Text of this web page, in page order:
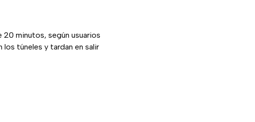
minutos, según usuarios
túneles y tardan en salir